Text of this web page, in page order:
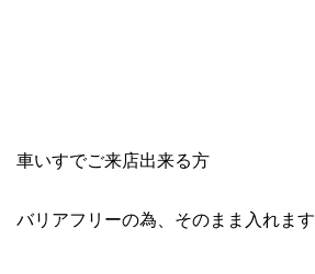
車いすでご来店出来る方
バリアフリーの為、そのまま入れます